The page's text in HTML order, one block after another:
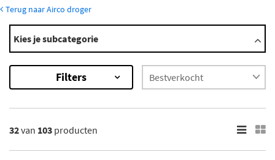
Terug naar Airco droger
Modellen
Carens
Carnival
Ceed
Ceed Sportswagon
×
Kies je subcategorie
Filters
32van 103 producten